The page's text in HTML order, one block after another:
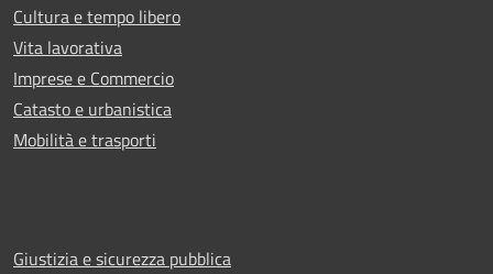
Cultura e tempo libero
Vita lavorativa
Imprese e Commercio
Catasto e urbanistica
Mobilità e trasporti
Giustizia e sicurezza pubblica